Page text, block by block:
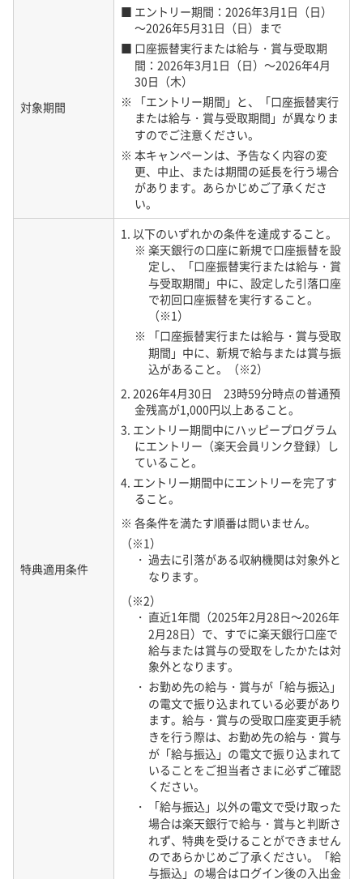
・ 携帯基地局の故障や停電により、本サービスが利用できな
い場合があります。携帯基地局の停電や故障の場合は、端
末設備を移動することによって他の携帯基地局へ接続でき
る場合がありますので、お試しいただけますようお願いい
01-C サービスエリア
・ 当社の提供するサービスエリアには、当社子会社である楽
天モバイル株式会社（以下、「楽天モバイル」といいま
す。）の基地局の電波を利用する楽天回線エリアとパート
ナーの基地局の電波を利用するパートナー回線エリアの2
・ サービスエリアは、楽天モバイルのWebに掲載しているサ
ービスエリアマップの通りです。
https://network.mobile.rakuten.co.jp/area/#area
・ サービスエリア内であっても、山間部又はビル間等の電波
状況の悪いエリアでは、データ通信ができない場合があり
・ ご利用いただく端末設備や利用環境（建物の中・地下・ト
ンネル等電波の届かないところ）によりご利用可能なサー
ビスエリアが制限される場合があります。
・ 楽天回線エリアであっても、地下、屋内、大きな商業ビル
の屋内等の場所、製品の設定、電波の状況等によってパー
トナー提供のネットワークを利用するローミング通信とな
る場合があります。また、ローミング通信になると、パー
トナー回線エリアの高速データ容量としてカウントされま
すのでご注意ください。
・ パートナー回線エリア（国内）及びパートナー回線エリア
（海外）に関する提供条件は予告なく変更になる場合があ
01-D 5Gサービスについて
・ ご利用の5G対応製品画面上のアンテナマークに「5G」と
表示されている場合でも、「4G」に切り替わり、4Gサー
ビスでのご利用となる場合があります。
・ 5Gサービスは一部のエリアより提供を開始し、順次サー
ビス提供範囲を拡大いたします。
・ サービスエリアマップで5Gサービスエリアと表示されて
いる場合であっても、4Gサービスでのご利用となる場合
・ 5Gサービスエリアは、楽天モバイルのWebに掲載してい
るサービスエリアマップの通りです。
・ 5Gサービスのご利用には、5G対応製品が必要です。詳し
くは楽天モバイルのWebをご確認ください。
https://network.mobile.rakuten.co.jp/ar
https://network.mobile.rakuten.co.jp/product/
・ パートナー回線エリア（国内）においては、5Gサービス
の提供はございません。
対象期間
■ エントリー期間：2026年3月1日（日）
～2026年5月31日（日）まで
■ 口座振替実行または給与・賞与受取期
間：2026年3月1日（日）～2026年4月
30日（木）
※ 「エントリー期間」と、「口座振替実行
または給与・賞与受取期間」が異なりま
すのでご注意ください。
※ 本キャンペーンは、予告なく内容の変
更、中止、または期間の延長を行う場合
があります。あらかじめご了承くださ
い。
特典適用条件
1. 以下のいずれかの条件を達成すること。
※ 楽天銀行の口座に新規で口座振替を設
定し、「口座振替実行または給与・賞
与受取期間」中に、設定した引落口座
で初回口座振替を実行すること。
（※1）
※ 「口座振替実行または給与・賞与受取
期間」中に、新規で給与または賞与振
込があること。（※2）
2. 2026年4月30日 23時59分時点の普通預
金残高が1,000円以上あること。
3. エントリー期間中にハッピープログラム
にエントリー（楽天会員リンク登録）し
ていること。
4. エントリー期間中にエントリーを完了す
ること。
※ 各条件を満たす順番は問いません。
（※1）
・ 過去に引落がある収納機関は対象外と
なります。
（※2）
・ 直近1年間（2025年2月28日～2026年
2月28日）で、すでに楽天銀行口座で
給与または賞与の受取をしたかたは対
象外となります。
・ お勤め先の給与・賞与が「給与振込」
の電文で振り込まれている必要があり
ます。給与・賞与の受取口座変更手続
きを行う際は、お勤め先の給与・賞与
が「給与振込」の電文で振り込まれて
いることをご担当者さまに必ずご確認
ください。
・ 「給与振込」以外の電文で受け取った
場合は楽天銀行で給与・賞与と判断さ
れず、特典を受けることができません
のであらかじめご了承ください。「給
与振込」の場合はログイン後の入出金